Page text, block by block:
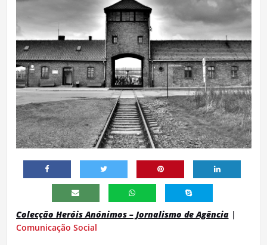
Colecção Heróis Anónimos – Jornalismo de Agência|
Comunicação Social